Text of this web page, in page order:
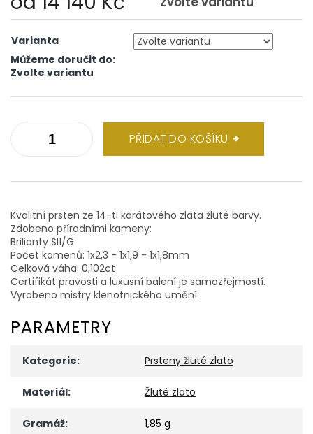
cena:
Varianta
Můžeme doručit do:
Zvolte variantu
PŘIDAT DO KOŠÍKU
Kvalitní prsten ze 14-ti karátového zlata žluté barvy.
Zdobeno přírodními kameny:
Brilianty SI1/G
Počet kamenů: 1x2,3 - 1x1,9 - 1x1,8mm
Celková váha: 0,102ct
Certifikát pravosti a luxusní balení je samozřejmostí.
Vyrobeno mistry klenotnického umění.
PARAMETRY
Kategorie: Prsteny žluté zlato
Materiál: Žluté zlato
Gramáž: 1,85 g